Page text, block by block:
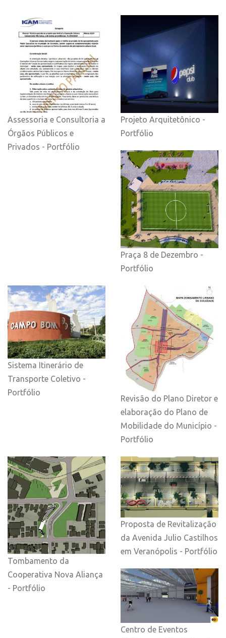
Assessoria e Consultoria a
Órgãos Públicos e
Privados - Portfólio
Projeto Arquitetônico -
Portfólio
Praça 8 de Dezembro -
Portfólio
Sistema Itinerário de
Transporte Coletivo -
Portfólio
Revisão do Plano Diretor e
elaboração do Plano de
Mobilidade do Município -
Portfólio
Tombamento da
Cooperativa Nova Aliança
- Portfólio
Proposta de Revitalização
da Avenida Julio Castilhos
em Veranópolis - Portfólio
Centro de Eventos